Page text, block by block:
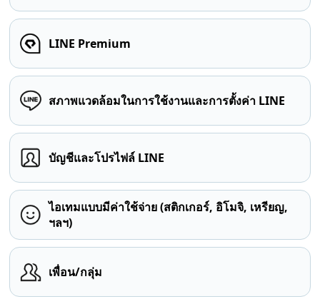
LINE Premium
สภาพแวดล้อมในการใช้งานและการตั้งค่า LINE
บัญชีและโปรไฟล์ LINE
ไอเทมแบบมีค่าใช้จ่าย (สติกเกอร์, อิโมจิ, เหรียญ,
ฯลฯ)
เพื่อน/กลุ่ม